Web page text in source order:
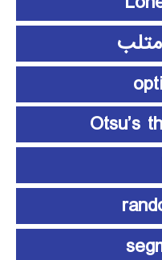
Otsu’s